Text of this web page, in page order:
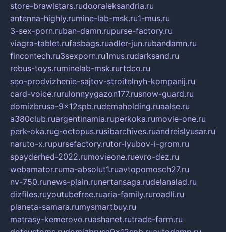
store-brawlstars.rudooraleksandria.ru
antenna-highly.rumine-lab-msk.ru1-mus.ru
3-sex-porn.ruban-damn.rupurse-factory.ru
viagra-tablet.rufasbags.ruadler-jun.rubandamn.ru
fincontech.ru3sexporn.ru1mus.rudarksand.ru
rebus-toys.ruminelab-msk.rurtdco.ru
seo-prodvizhenie-sajtov-stroitelnyh-kompanij.ru
card-voice.rurulonnyygazon177.rusnow-guard.ru
domizbrusa-9x12spb.rudemaholding.ruaalse.ru
a380club.ruargentinamia.ruperkoka.rumovie-one.ru
perk-oka.rug-octopus.rusibarchives.ruandreislyusar.ru
naruto-x.rupursefactory.rutor-lyubov-i-grom.ru
spayderhed-2022.rumovieone.ruevro-dez.ru
webamator.ruma-absolut1.ruavtopomosch27.ru
nv-750.runews-plain.runertansaga.rudelanalad.ru
dizfiles.ruyoutubefree.ruaria-family.ruroadli.ru
planeta-samara.rumysmartbuy.ru
matrasy-kemerovo.ruashanet.rutrade-farm.ru